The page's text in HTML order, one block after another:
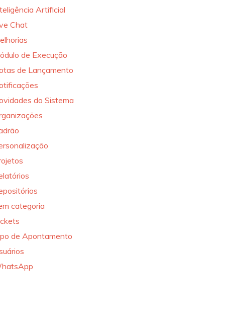
Artificial
Chat
de Execução
de Lançamento
do Sistema
categoria
de Apontamento